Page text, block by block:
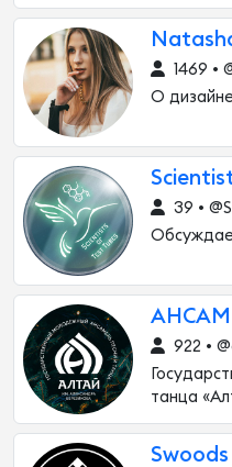
1469 •
О
39 •
922 •
танца